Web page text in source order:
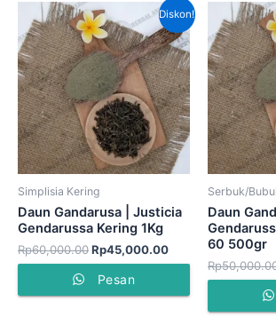
Diskon!
Simplisia Kering
Daun Gandarusa | Justicia
Gendarussa Kering 1Kg
Rp60,000.00
Harga
aslinya
adalah:
Rp60,000.00.
Rp45,000.00
Harga
saat
ini
adalah:
Rp45,000.00.
Pesan
Serbuk/
Daun
60 500gr
Rp